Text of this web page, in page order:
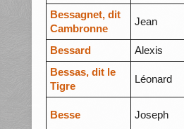
Bessagnet, dit
Cambronne
Jean
Bessard
Alexis
Bessas, dit le
Tigre
Léonard
Besse Joseph